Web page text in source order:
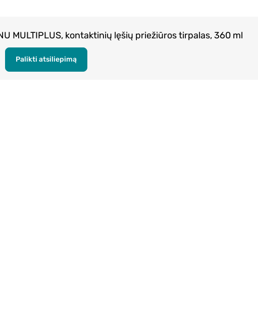
MULTIPLUS, kontaktinių lęšių priežiūros tirpalas, 360 ml
Palikti atsiliepimą